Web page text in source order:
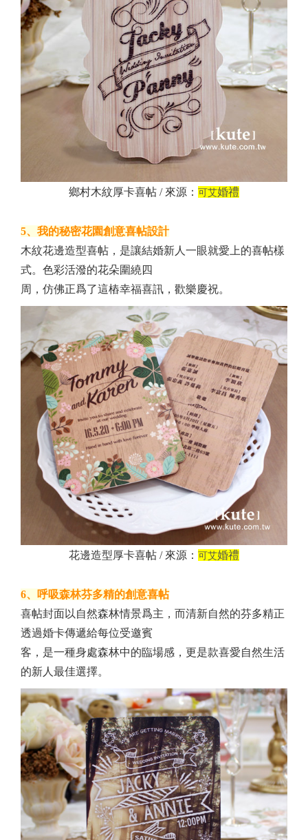
鄉村木紋厚卡喜帖 / 來源： 可艾婚禮
5、我的秘密花園創意喜帖設計
木紋花邊造型喜帖，是讓結婚新人一眼就愛上的喜帖樣
式。色彩活潑的花朵圍繞四
周，仿佛正爲了這樁幸福喜訊，歡樂慶祝。
花邊造型厚卡喜帖 / 來源： 可艾婚禮
6、呼吸森林芬多精的創意喜帖
喜帖封面以自然森林情景爲主，而清新自然的芬多精正
透過婚卡傳遞給每位受邀賓
客，是一種身處森林中的臨場感，更是款喜愛自然生活
的新人最佳選擇。